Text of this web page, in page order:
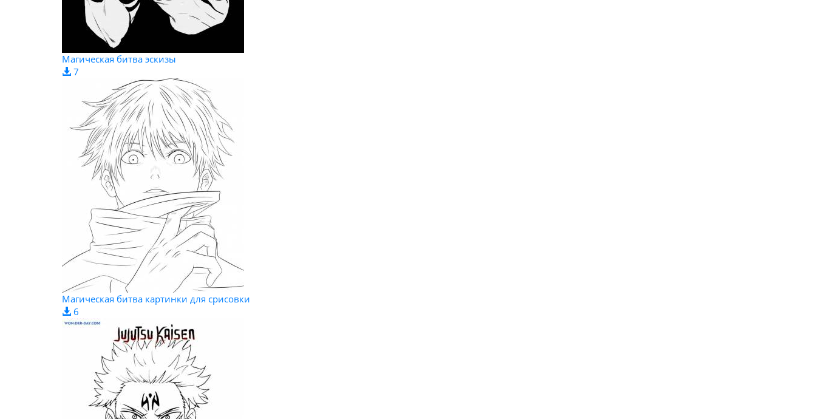
Магическая битва эскизы
7
Магическая битва картинки для срисовки
6